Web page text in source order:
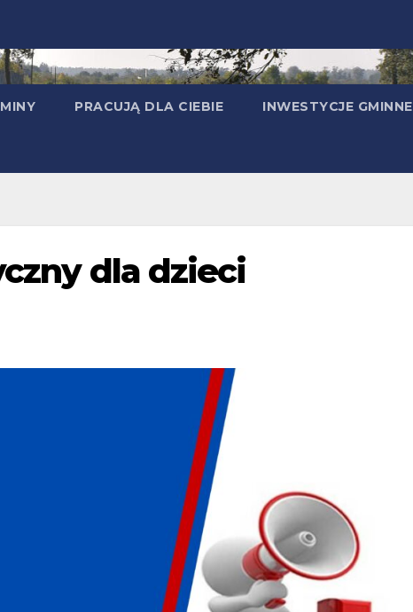
PRACUJĄ DLA CIEBIE INWESTYCJE GMINNE
dla dzieci